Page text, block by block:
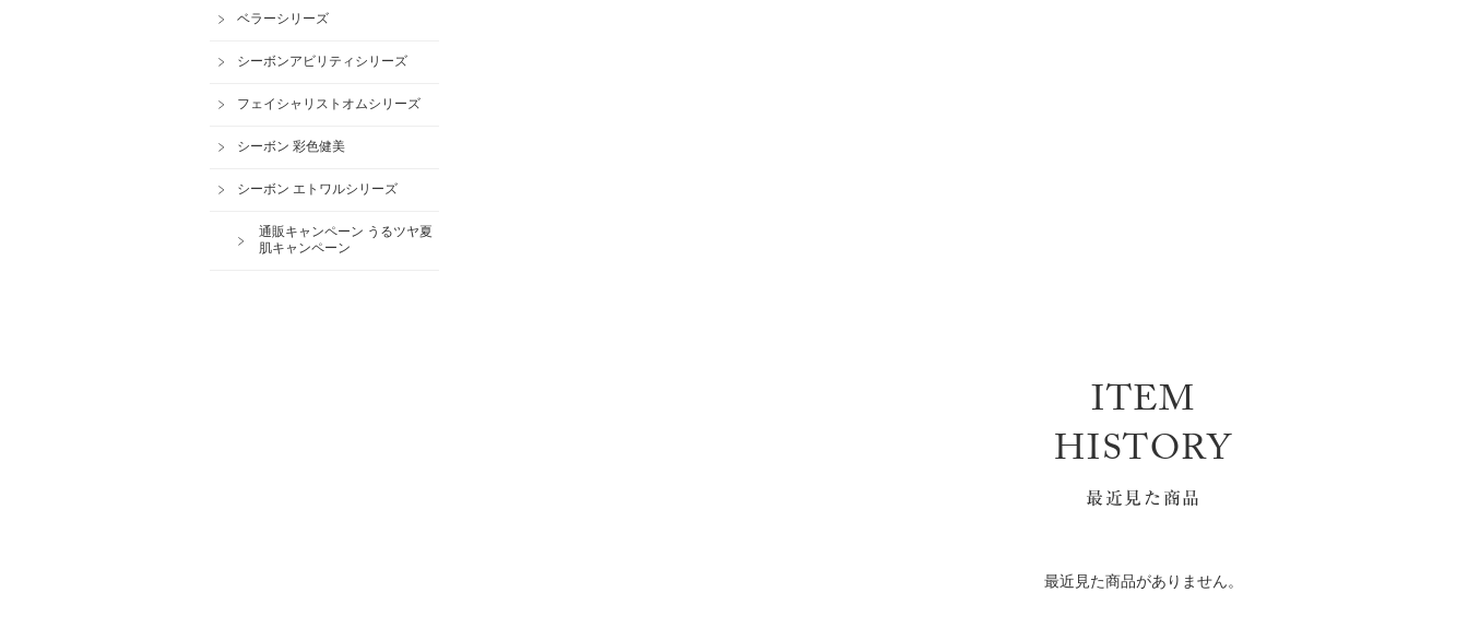
ベラーシリーズ
シーボンアビリティシリーズ
フェイシャリストオムシリーズ
シーボン 彩色健美
シーボン エトワルシリーズ
通販キャンペーン うるツヤ夏
肌キャンペーン
ITEM
HISTORY
最近見た商品
最近見た商品がありません。